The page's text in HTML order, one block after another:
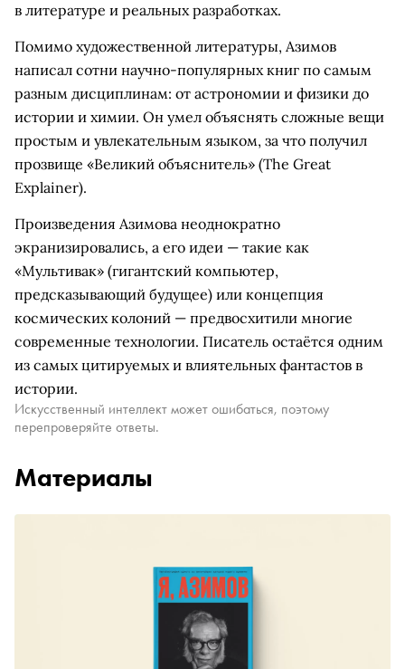
в литературе и реальных разработках.
Помимо художественной литературы, Азимов
написал сотни научно-популярных книг по самым
разным дисциплинам: от астрономии и физики до
истории и химии. Он умел объяснять сложные вещи
простым и увлекательным языком, за что получил
прозвище «Великий объяснитель» (The Great
Explainer).
Произведения Азимова неоднократно
экранизировались, а его идеи — такие как
«Мультивак» (гигантский компьютер,
предсказывающий будущее) или концепция
космических колоний — предвосхитили многие
современные технологии. Писатель остаётся одним
из самых цитируемых и влиятельных фантастов в
истории.
Искусственный интеллект может ошибаться, поэтому
перепроверяйте ответы.
Материалы